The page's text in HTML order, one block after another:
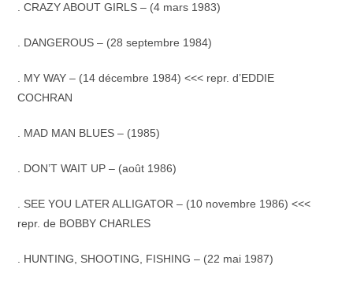
. CRAZY ABOUT GIRLS – (4 mars 1983)
DANGEROUS – (28 septembre 1984)
. MY WAY – (14 décembre 1984) <<< repr. d’EDDIE
COCHRAN
. MAD MAN BLUES – (1985)
DON’T WAIT UP – (août 1986)
. SEE YOU LATER ALLIGATOR – (10 novembre 1986) <<<
repr. de BOBBY CHARLES
. HUNTING, SHOOTING, FISHING – (22 mai 1987)